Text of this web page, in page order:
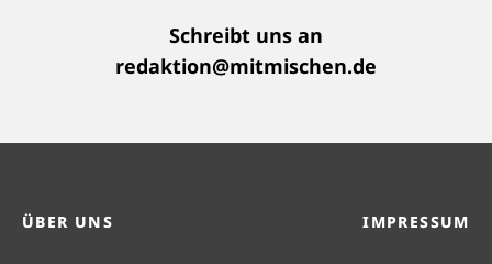
Schreibt uns an
redaktion@mitmischen.de
ÜBER UNS IMPRESSUM